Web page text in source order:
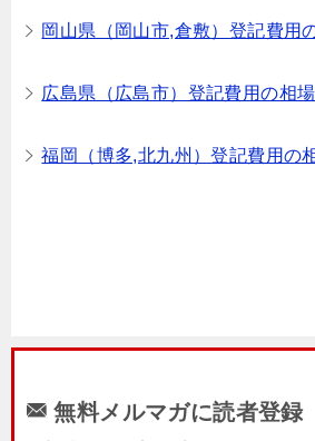
岡山県（岡山市,倉敷）登記費用
広島県（広島市）登記費用の相場
福岡（博多,北九州）登記費用の
無料メルマガに読者登録